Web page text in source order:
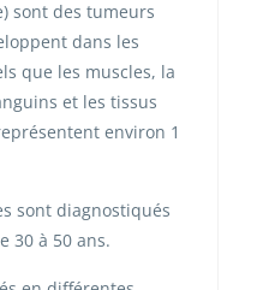
sont des tumeurs
dans les
que les muscles, la
et les tissus
environ 1
sont diagnostiqués
30 à 50 ans.